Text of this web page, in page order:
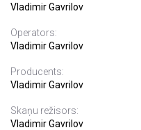
Vladimir Gavrilov
Operators:
Vladimir Gavrilov
Producents:
Vladimir Gavrilov
Skaņu režisors:
Vladimir Gavrilov